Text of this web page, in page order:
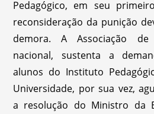
Pedagógico, em seu
reconsideração da punição
demora. A Associação de
nacional, sustenta a
alunos do Instituto
Universidade, por sua vez,
a resolução do Ministro da